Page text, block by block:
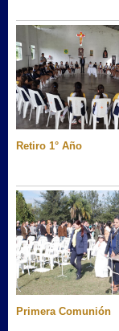
Retiro 1° Año
Primera Comunión